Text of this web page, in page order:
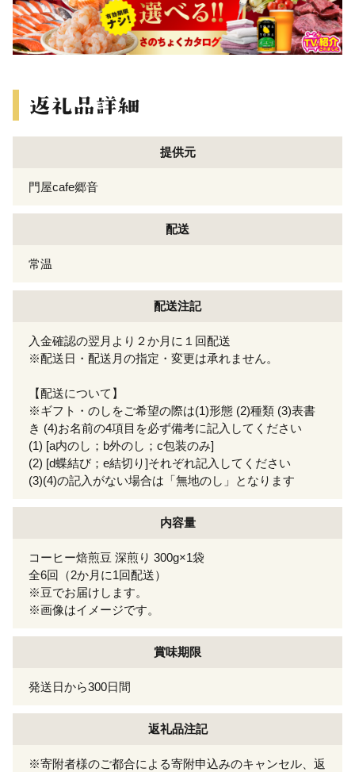
提供元
門屋cafe郷音
配送
常温
配送注記
入金確認の翌月より２か月に１回配送
※配送日・配送月の指定・変更は承れません。
【配送について】
※ギフト・のしをご希望の際は(1)形態 (2)種類 (3)表書
き (4)お名前の4項目を必ず備考に記入してください
(1) [a内のし；b外のし；c包装のみ]
(2) [d蝶結び；e結切り]それぞれ記入してください
(3)(4)の記入がない場合は「無地のし」となります
内容量
コーヒー焙煎豆 深煎り 300g×1袋
全6回（2か月に1回配送）
※豆でお届けします。
※画像はイメージです。
賞味期限
発送日から300日間
返礼品注記
※寄附者様のご都合による寄附申込みのキャンセル、返